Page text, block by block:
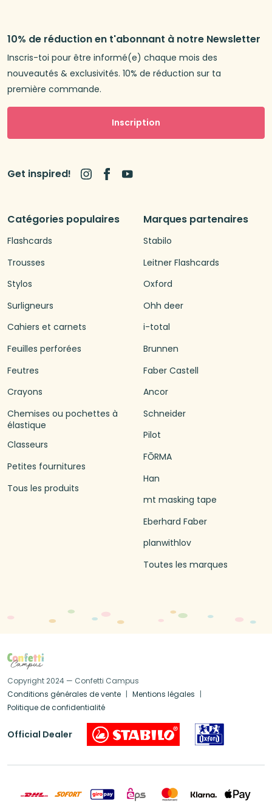
Catégories populaires
Flashcards
Trousses
Stylos
Surligneurs
Cahiers et carnets
Feuilles perforées
Feutres
Crayons
Chemises ou pochettes à
élastique
Classeurs
Petites fournitures
Tous les produits
Marques partenaires
Stabilo
Leitner Flashcards
Oxford
Ohh deer
i-total
Brunnen
Faber Castell
Ancor
Schneider
Pilot
FŌRMA
Han
mt masking tape
Eberhard Faber
planwithlov
Toutes les marques
10% de réduction en t'abonnant à notre Newsletter
Inscris-toi pour être informé(e) chaque mois des
nouveautés & exclusivités. 10% de réduction sur ta
première commande.
Inscription
Get inspired!
Copyright 2024 — Confetti Campus
Conditions générales de vente
Mentions légales
Politique de confidentialité
Official Dealer